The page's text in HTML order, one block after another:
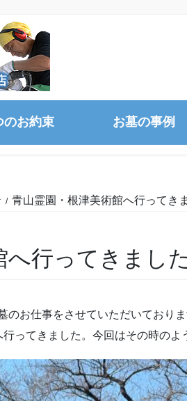
のお約束 お墓の事例
青山霊園・根津美術館へ行ってき
行ってきました
のお仕事をさせていただいており
ってきました。今回はその時のよ